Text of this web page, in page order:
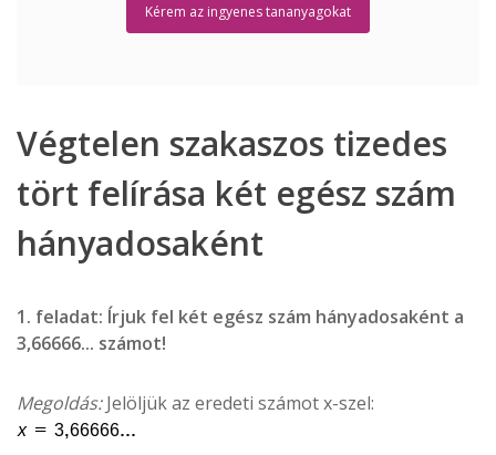
Tanulási TIPPEK
Kérem az ingyenes tananyagokat
Végtelen szakaszos tizedes
tört felírása két egész szám
hányadosaként
1. feladat: Írjuk fel két egész szám hányadosaként a
3,66666... számot!
Megoldás:Jelöljük az eredeti számot x-szel: